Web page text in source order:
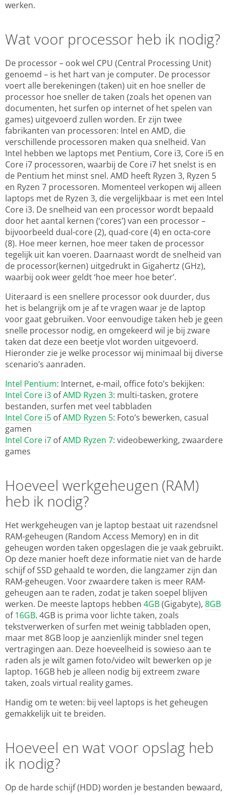
werken.
Wat voor processor heb ik nodig?
De processor – ook wel CPU (Central Processing Unit)
genoemd – is het hart van je computer. De processor
voert alle berekeningen (taken) uit en hoe sneller de
processor hoe sneller de taken (zoals het openen van
documenten, het surfen op internet of het spelen van
games) uitgevoerd zullen worden. Er zijn twee
fabrikanten van processoren: Intel en AMD, die
verschillende processoren maken qua snelheid. Van
Intel hebben we laptops met Pentium, Core i3, Core i5 en
Core i7 processoren, waarbij de Core i7 het snelst is en
de Pentium het minst snel. AMD heeft Ryzen 3, Ryzen 5
en Ryzen 7 processoren. Momenteel verkopen wij alleen
laptops met de Ryzen 3, die vergelijkbaar is met een Intel
Core i3. De snelheid van een processor wordt bepaald
door het aantal kernen (‘cores’) van een processor –
bijvoorbeeld dual-core (2), quad-core (4) en octa-core
(8). Hoe meer kernen, hoe meer taken de processor
tegelijk uit kan voeren. Daarnaast wordt de snelheid van
de processor(kernen) uitgedrukt in Gigahertz (GHz),
waarbij ook weer geldt ‘hoe meer hoe beter’.
Uiteraard is een snellere processor ook duurder, dus
het is belangrijk om je af te vragen waar je de laptop
voor gaat gebruiken. Voor eenvoudige taken heb je geen
snelle processor nodig, en omgekeerd wil je bij zware
taken dat deze een beetje vlot worden uitgevoerd.
Hieronder zie je welke processor wij minimaal bij diverse
scenario’s aanraden.
Intel Pentium: Internet, e-mail, office foto’s bekijken:
Intel Core i3 ofAMD Ryzen 3: multi-tasken, grotere
bestanden, surfen met veel tabbladen
Intel Core i5 ofAMD Ryzen 5: Foto’s bewerken, casual
gamen
Intel Core i7 ofAMD Ryzen 7: videobewerking, zwaardere
games
Hoeveel werkgeheugen (RAM)
heb ik nodig?
Het werkgeheugen van je laptop bestaat uit razendsnel
RAM-geheugen (Random Access Memory) en in dit
geheugen worden taken opgeslagen die je vaak gebruikt.
Op deze manier hoeft deze informatie niet van de harde
schijf of SSD gehaald te worden, die langzamer zijn dan
RAM-geheugen. Voor zwaardere taken is meer RAM-
geheugen aan te raden, zodat je taken soepel blijven
werken. De meeste laptops hebben 4GB(Gigabyte), 8GB
of16GB. 4GB is prima voor lichte taken, zoals
tekstverwerken of surfen met weinig tabbladen open,
maar met 8GB loop je aanzienlijk minder snel tegen
vertragingen aan. Deze hoeveelheid is sowieso aan te
raden als je wilt gamen foto/video wilt bewerken op je
laptop. 16GB heb je alleen nodig bij extreem zware
taken, zoals virtual reality games.
Handig om te weten: bij veel laptops is het geheugen
gemakkelijk uit te breiden.
Hoeveel en wat voor opslag heb
ik nodig?
Op de harde schijf (HDD) worden je bestanden bewaard,